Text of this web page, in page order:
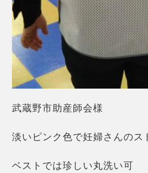
武蔵野市助産師会様
淡いピンク色で妊婦さんのス
ベストでは珍しい丸洗い可